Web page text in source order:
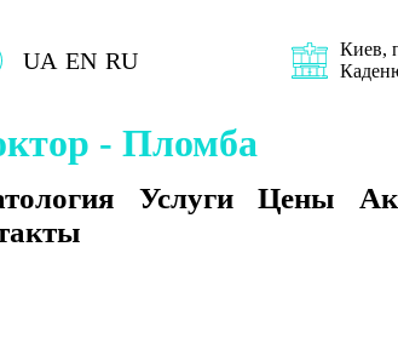
UA EN RU
Киев,
- Пломба
Услуги Цены